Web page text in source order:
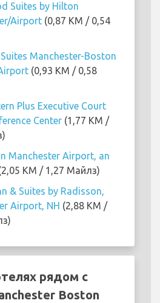
Suites by Hilton
Airport (0,87 KM / 0,54
Manchester-Boston
(0,93 KM / 0,58
Plus Executive Court
Center (1,77 KM /
Manchester Airport, an
KM / 1,27 Майлз)
& Suites by Radisson,
Airport, NH (2,88 KM /
рядом с
Boston